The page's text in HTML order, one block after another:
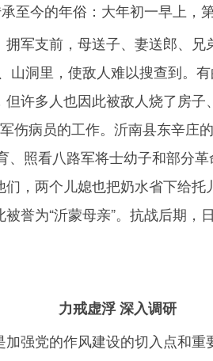
至今的年俗：大年初一早上，
军支前，母送子、妻送郎、
山洞里，使敌人难以搜查到。
许多人也因此被敌人烧了房
伤病员的工作。沂南县东辛庄
、照看八路军将士幼子和部分
，两个儿媳也把奶水省下给托
誉为“沂蒙母亲”。抗战后期，
力戒虚浮 深入调研
强党的作风建设的切入点和重